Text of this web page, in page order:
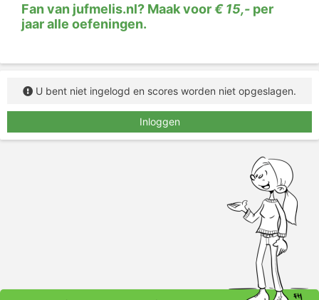
Fan van jufmelis.nl? Maak voor€ 15,- per
jaar alle oefeningen.
U bent niet ingelogd en scores worden niet opgeslagen.
Inloggen